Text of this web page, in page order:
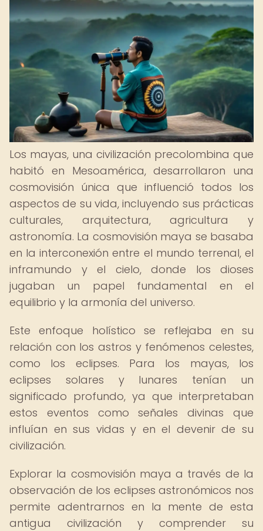
Los mayas, una civilización precolombina que
habitó en Mesoamérica, desarrollaron una
cosmovisión única que influenció todos los
aspectos de su vida, incluyendo sus prácticas
culturales, arquitectura, agricultura y
astronomía. La cosmovisión maya se basaba
en la interconexión entre el mundo terrenal, el
inframundo y el cielo, donde los dioses
jugaban un papel fundamental en el
equilibrio y la armonía del universo.
Este enfoque holístico se reflejaba en su
relación con los astros y fenómenos celestes,
como los eclipses. Para los mayas, los
eclipses solares y lunares tenían un
significado profundo, ya que interpretaban
estos eventos como señales divinas que
influían en sus vidas y en el devenir de su
civilización.
Explorar la cosmovisión maya a través de la
observación de los eclipses astronómicos nos
permite adentrarnos en la mente de esta
antigua civilización y comprender su